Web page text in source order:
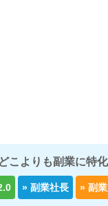
こよりも副業に特